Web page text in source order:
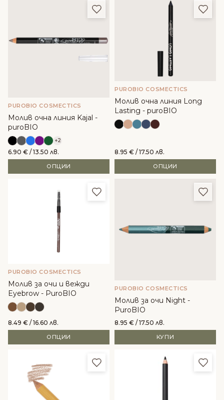
Добави в любими
PUROBIO COSMECTICS
Молив очна линия Kajal -
puroBIO
+2
6.90 € / 13.50 лв.
ОПЦИИ
PUROBIO COSMECTICS
Молив очна линия Long
Lasting - puroBIO
8.95 € / 17.50 лв.
ОПЦИИ
Добави в любими
PUROBIO COSMECTICS
Молив за очи и вежди
Eyebrow - PuroBIO
8.49 € / 16.60 лв.
ОПЦИИ
PUROBIO COSMECTICS
Молив за очи Night -
PuroBIO
8.95 € / 17.50 лв.
КУПИ
Добави в любими